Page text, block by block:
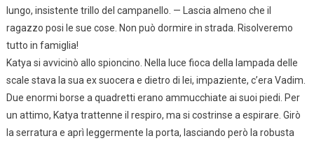
lungo, insistente trillo del campanello. — Lascia almeno che il
ragazzo posi le sue cose. Non può dormire in strada. Risolveremo
tutto in famiglia!
Katya si avvicinò allo spioncino. Nella luce fioca della lampada delle
scale stava la sua ex suocera e dietro di lei, impaziente, c’era Vadim.
Due enormi borse a quadretti erano ammucchiate ai suoi piedi. Per
un attimo, Katya trattenne il respiro, ma si costrinse a espirare. Girò
la serratura e aprì leggermente la porta, lasciando però la robusta